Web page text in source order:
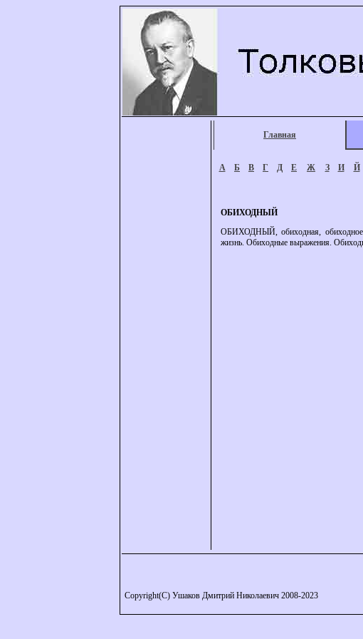
Главная
А Б В Г Д Е Ж З И Й
ОБИХОДНЫЙ
ОБИХОДНЫЙ, обиходная, обиходное;
жизнь. Обиходные выражения.
Copyright(C) Ушаков Дмитрий Николаевич 2008-2023